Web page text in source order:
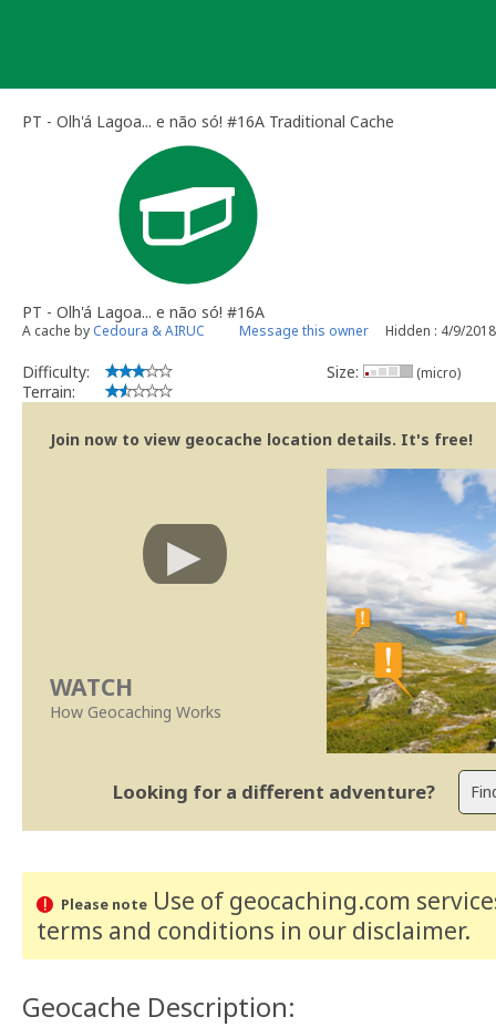
PT - Olh'á Lagoa... e não só! #16A Traditional Cache
PT - Olh'á Lagoa... e não só! #16A
A cache by Cedoura & AIRUC Message this owner Hidden : 4/9/2018
Difficulty:
Terrain:
Size: (micro)
Join now to view geocache location details. It's free!
WATCH
How Geocaching Works
Looking for a different adventure?
Please noteUse of geocaching.com
terms and conditions in our disclaimer.
Geocache Description: